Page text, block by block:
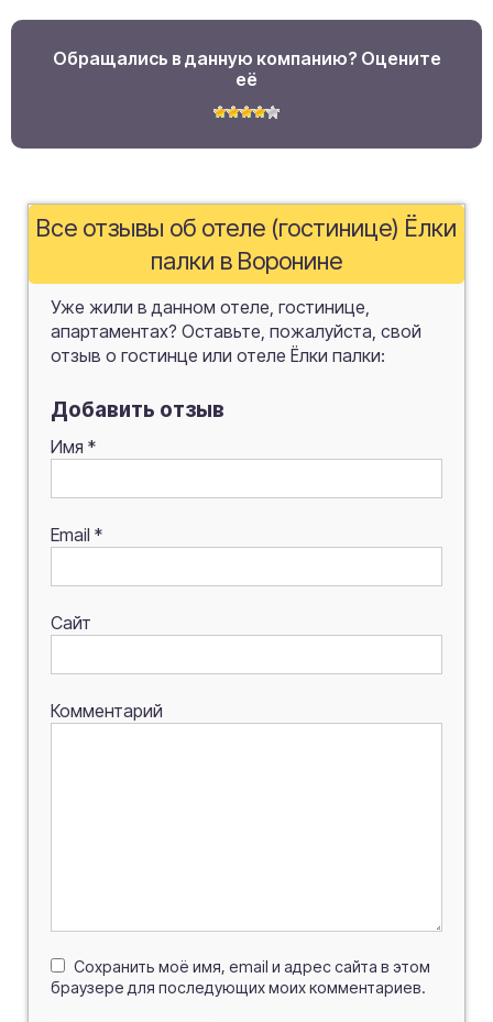
Обращались в данную компанию? Оцените
её
Все отзывы об отеле (гостинице) Ёлки
палки в Воронине
Уже жили в данном отеле, гостинице,
апартаментах? Оставьте, пожалуйста, свой
отзыв о гостинце или отеле Ёлки палки:
Добавить отзыв
Имя *
Email *
Сайт
Комментарий
Сохранить моё имя, email и адрес сайта в этом
браузере для последующих моих комментариев.